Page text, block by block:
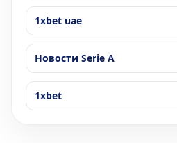
1xbet uae
Новости Serie A
1xbet